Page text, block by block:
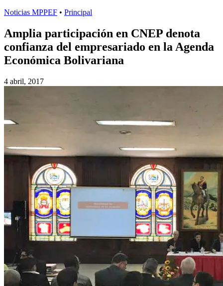
Noticias MPPEF • Principal
Amplia participación en CNEP denota
confianza del empresariado en la Agenda
Económica Bolivariana
4 abril, 2017